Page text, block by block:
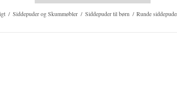
/ Siddepuder og Skummøbler / Siddepuder til børn / Runde